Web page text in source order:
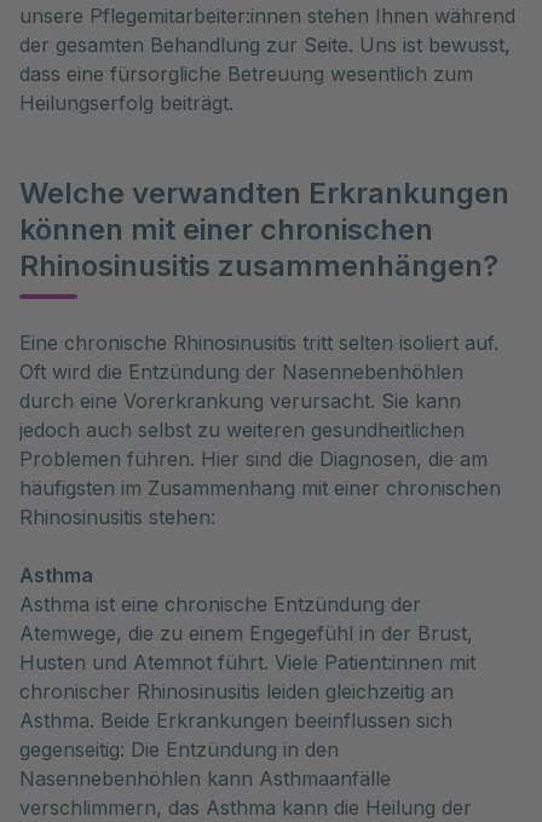
unsere Pflegemitarbeiter:innen stehen Ihnen während
der gesamten Behandlung zur Seite. Uns ist bewusst,
dass eine fürsorgliche Betreuung wesentlich zum
Heilungserfolg beiträgt.
Welche verwandten Erkrankungen
können mit einer chronischen
Rhinosinusitis zusammenhängen?
Eine chronische Rhinosinusitis tritt selten isoliert auf.
Oft wird die Entzündung der Nasennebenhöhlen
durch eine Vorerkrankung verursacht. Sie kann
jedoch auch selbst zu weiteren gesundheitlichen
Problemen führen. Hier sind die Diagnosen, die am
häufigsten im Zusammenhang mit einer chronischen
Rhinosinusitis stehen:
Asthma
Asthma ist eine chronische Entzündung der
Atemwege, die zu einem Engegefühl in der Brust,
Husten und Atemnot führt. Viele Patient:innen mit
chronischer Rhinosinusitis leiden gleichzeitig an
Asthma. Beide Erkrankungen beeinflussen sich
gegenseitig: Die Entzündung in den
Nasennebenhöhlen kann Asthmaanfälle
verschlimmern, das Asthma kann die Heilung der